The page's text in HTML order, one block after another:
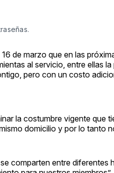
de marzo que en las
al servicio, entre ellas
pero con un costo
la costumbre vigente que
domicilio y por lo tanto
comparten entre diferentes